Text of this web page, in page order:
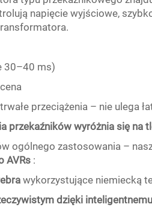
napięcie wyjściowe,
30–40 ms)
przeciążenia – nie ulega
przekaźników wyróżnia się na
ogólnego zastosowania –
AVRs :
wykorzystujące niemiecką
dzięki